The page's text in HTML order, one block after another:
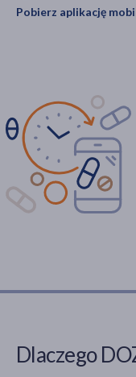
Pobierz aplikację
Dlaczego